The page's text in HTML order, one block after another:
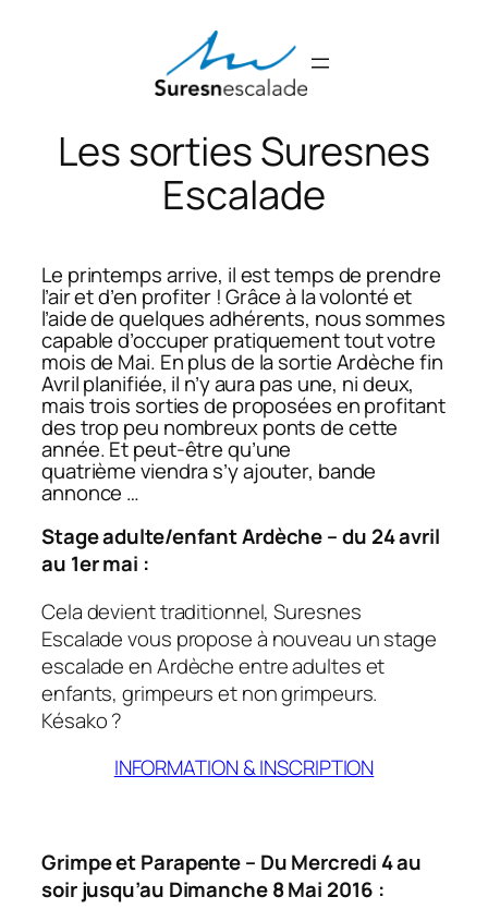
Les sorties Suresnes
Escalade
Le printemps arrive, il est temps de prendre
l’air et d’en profiter ! Grâce à la volonté et
l’aide de quelques adhérents, nous sommes
capable d’occuper pratiquement tout votre
mois de Mai. En plus de la sortie Ardèche fin
Avril planifiée, il n’y aura pas une, ni deux,
mais trois sorties de proposées en profitant
des trop peu nombreux ponts de cette
année. Et peut-être qu’une
quatrième viendra s’y ajouter, bande
annonce …
Stage adulte/enfant Ardèche – du 24 avril
au 1er mai :
Cela devient traditionnel, Suresnes
Escalade vous propose à nouveau un stage
escalade en Ardèche entre adultes et
enfants, grimpeurs et non grimpeurs.
Késako ?
INFORMATION & INSCRIPTION
Grimpe et Parapente – Du Mercredi 4 au
soir jusqu’au Dimanche 8 Mai 2016 :